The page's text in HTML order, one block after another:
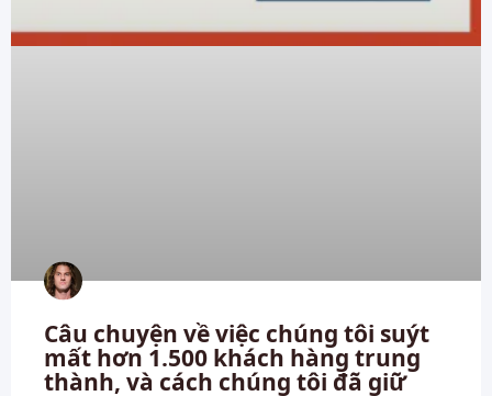
Câu chuyện về việc chúng tôi suýt
mất hơn 1.500 khách hàng trung
thành, và cách chúng tôi đã giữ